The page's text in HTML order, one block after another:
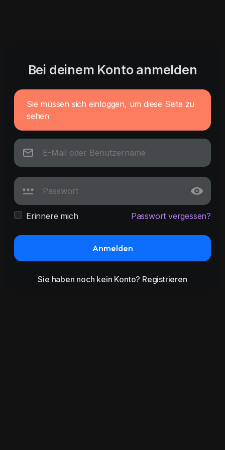
Bei deinem Konto anmelden
Sie müssen sich einloggen, um diese Seite zu
sehen
Erinnere mich Passwort vergessen?
Anmelden
Sie haben noch kein Konto? Registrieren